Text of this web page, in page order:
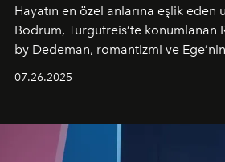
Hayatın en özel anlarına eşlik
Bodrum, Turgutreis’te konumlanan
by Dedeman, romantizmi ve
07.26.2025